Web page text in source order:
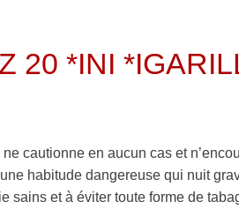
20 *INI
ne cautionne en aucun cas et
habitude dangereuse qui nuit
sains et à éviter toute forme de